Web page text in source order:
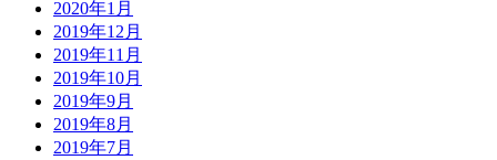
2020年1月
2019年12月
2019年11月
2019年10月
2019年9月
2019年8月
2019年7月